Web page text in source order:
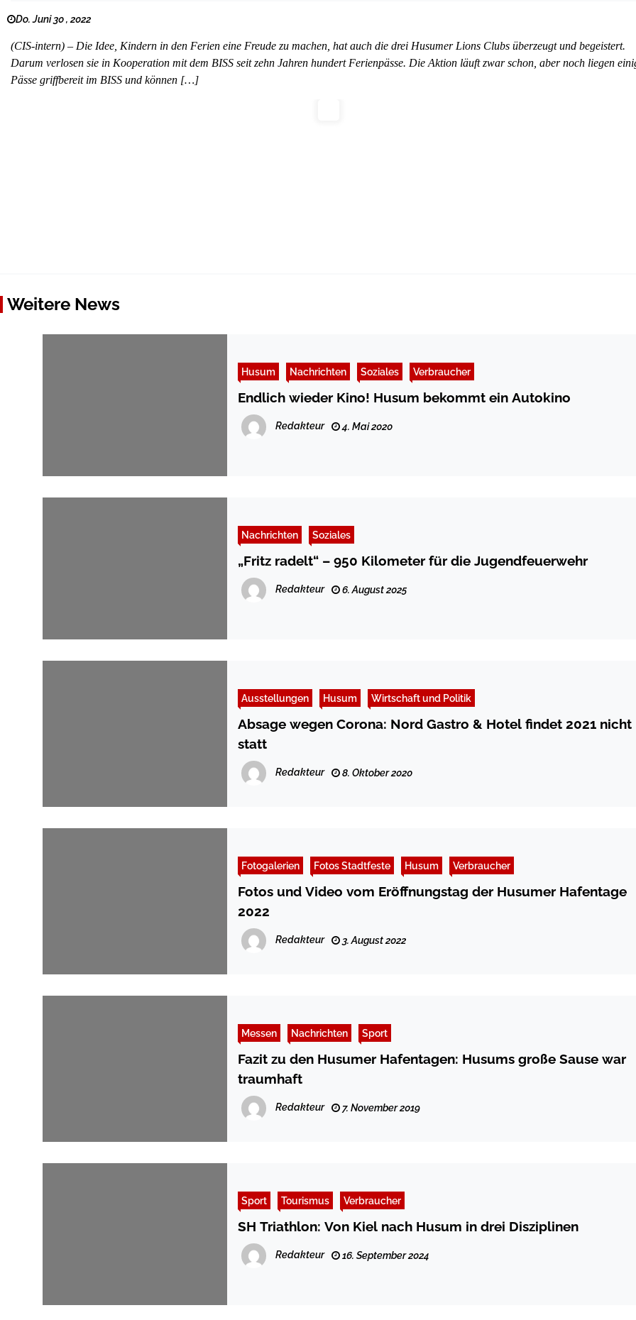
Do. Juni 30 , 2022
(CIS-intern) – Die Idee, Kindern in den Ferien eine Freude zu machen, hat auch die drei Husumer Lions Clubs überzeugt und begeistert.
Darum verlosen sie in Kooperation mit dem BISS seit zehn Jahren hundert Ferienpässe. Die Aktion läuft zwar schon, aber noch liegen
Pässe griffbereit im BISS und können […]
Weitere News
Husum Nachrichten Soziales Verbraucher
Endlich wieder Kino! Husum bekommt ein Autokino
Redakteur 4. Mai 2020
Nachrichten Soziales
„Fritz radelt“ – 950 Kilometer für die Jugendfeuerwehr
Redakteur 6. August 2025
Ausstellungen Husum Wirtschaft und Politik
Absage wegen Corona: Nord Gastro & Hotel findet 2021 nicht
statt
Redakteur 8. Oktober 2020
Fotogalerien Fotos Stadtfeste Husum Verbraucher
Fotos und Video vom Eröffnungstag der Husumer Hafentage
2022
Redakteur 3. August 2022
Messen Nachrichten Sport
Fazit zu den Husumer Hafentagen: Husums große Sause war
traumhaft
Redakteur 7. November 2019
Sport Tourismus Verbraucher
SH Triathlon: Von Kiel nach Husum in drei Disziplinen
Redakteur 16. September 2024